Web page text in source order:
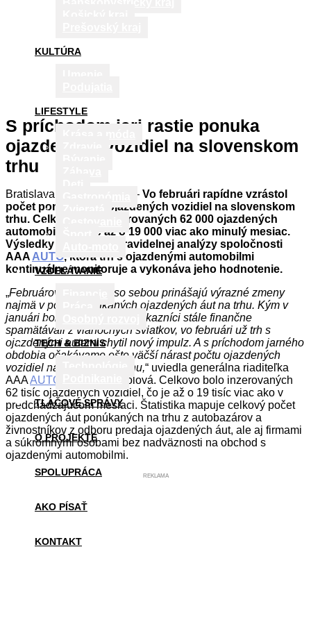
KULTÚRA
LIFESTYLE
VZDELÁVANIE
TECH & BIZNIS
TLAČOVÉ SPRÁVY
O PROJEKTE
SPOLUPRÁCA
AKO PÍSAŤ
KONTAKT
S príchodom jari rastie ponuka
ojazdených vozidiel na slovenskom
trhu
Bratislava, 9. marca 2017 – Vo februári rapídne vzrástol
počet ponúkaných ojazdených vozidiel na slovenskom
trhu. Celkovo bolo inzerovaných 62 000 ojazdených
automobilov, čo je až o 19 000 viac ako minulý mesiac.
Výsledky vyplynuli z pravidelnej analýzy spoločnosti
AAA AUTO, ktorá trh s ojazdenými automobilmi
kontinuálne monitoruje a vykonáva jeho hodnotenie.
„Februárové štatistiky so sebou prinášajú výrazné zmeny
najmä v počte ponúkaných ojazdených áut na trhu. Kým v
januári bolo zjavné, že sa zákazníci stále finančne
spamätávali z vianočných sviatkov, vo februári už trh s
ojazdenými autami chytil nový impulz. A s príchodom jarného
obdobia očakávame ešte väčší nárast počtu ojazdených
vozidiel na slovenskom trhu,“ uviedla generálna riaditeľka
AAAAUTO
Karolína Topolová. Celkovo bolo inzerovaných
62 tisíc ojazdených vozidiel, čo je až o 19 tisíc viac ako v
predchádzajúcom mesiaci. Štatistika mapuje celkový počet
ojazdených áut ponúkaných na trhu z autobazárov a
živnostníkov z odboru predaja ojazdených áut, ale aj firmami
a súkromnými osobami bez nadväznosti na obchod s
ojazdenými automobilmi.
REKLAMA